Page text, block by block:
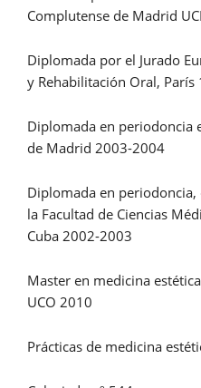
Complutense de Madrid
Diplomada por el Jurado
y Rehabilitación Oral, París
Diplomada en periodoncia
de Madrid 2003-2004
Diplomada en
la Facultad de Ciencias
Cuba 2002-2003
Master en medicina
UCO 2010
Prácticas de medicina